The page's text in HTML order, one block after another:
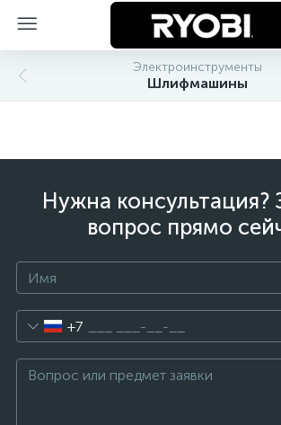
Электроинструменты
Шлифмашины
Нужна консультация?
вопрос прямо
+7